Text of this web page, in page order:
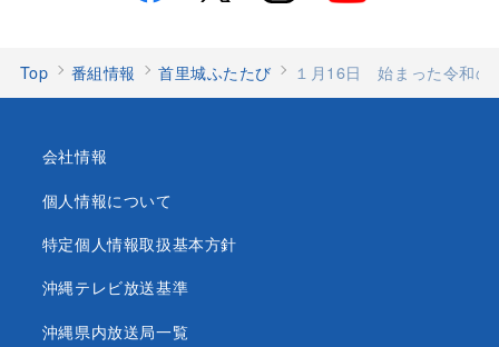
Top 番組情報 首里城ふたたび １月16日 始まった令和の
会社情報
個人情報について
特定個人情報取扱基本方針
沖縄テレビ放送基準
沖縄県内放送局一覧